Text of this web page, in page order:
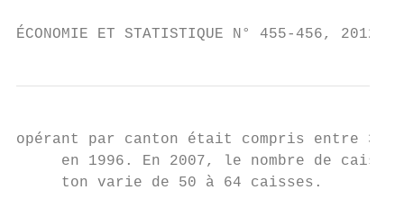
ÉCONOMIE ET STATISTIQUE
opérant par canton était compris entre 36
en 1996. En 2007, le nombre de
ton varie de 50 à 64 caisses.